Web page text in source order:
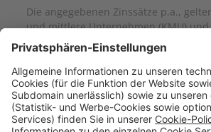
Die angegebenen Zinssätze p.a.,
und mittlere Unternehmen (KMU)
auf Widerruf.
Sparen & FinanzierenFirmenkunden
Priority Banking